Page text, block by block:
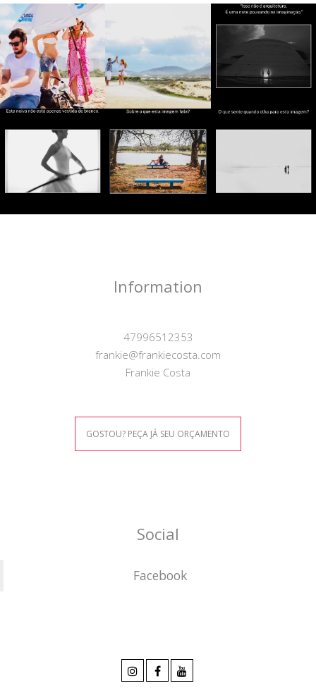
Information
47996512353
frankie@frankiecosta.com
Frankie Costa
GOSTOU? PEÇA JÁ SEU ORÇAMENTO
Social
Facebook